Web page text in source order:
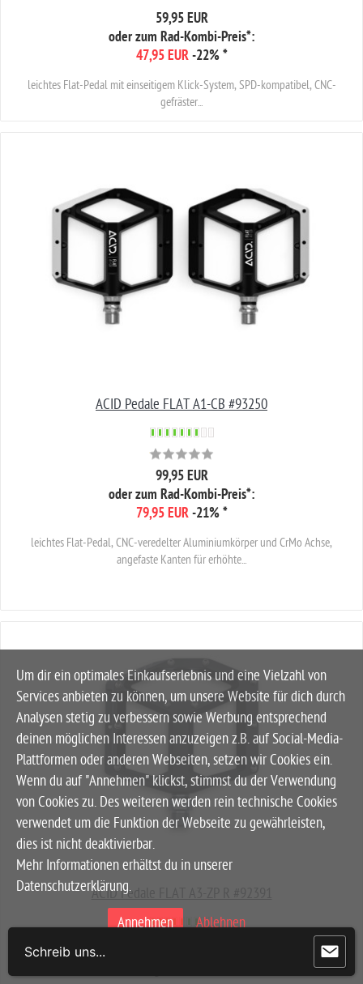
59,95 EUR
oder zum Rad-Kombi-Preis*:
47,95 EUR -22%*
leichtes Flat-Pedal mit einseitigem Klick-System, SPD-kompatibel, CNC-
gefräster...
ACID Pedale FLAT A1-CB #93250
99,95 EUR
oder zum Rad-Kombi-Preis*:
79,95 EUR -21%*
leichtes Flat-Pedal, CNC-veredelter Aluminiumkörper und CrMo Achse,
angefaste Kanten für erhöhte...
ACID Pedale FLAT A3-ZP R #92391
Um dir ein optimales Einkaufserlebnis und eine Vielzahl von
Services anbieten zu können, um unsere Website für dich durch
Analysen stetig zu verbessern sowie Werbung entsprechend
deinen möglichen Interessen anzuzeigen z.B. auf Social-Media-
Plattformen oder anderen Webseiten, setzen wir Cookies ein.
Wenn du auf "Annehmen" klickst, stimmst du der Verwendung
von Cookies zu. Des weiteren werden rein technische Cookies
verwendet um die Funktion der Webseite zu gewährleisten,
dies ist nicht deaktivierbar.
Mehr Informationen erhältst du in unserer
Datenschutzerklärung.
Annehmen Ablehnen
Nur technisch notwendige Cookies laden
Schreib uns...